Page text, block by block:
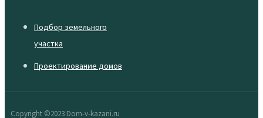
Подбор земельного
участка
Проектирование домов
Copyright ©2023 Dom-v-kazani.ru